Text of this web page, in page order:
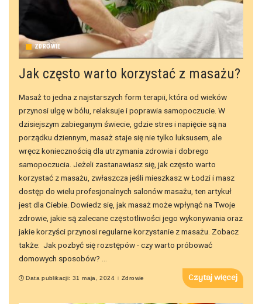
ZDROWIE
Jak często warto korzystać z masażu?
Masaż to jedna z najstarszych form terapii, która od wieków
przynosi ulgę w bólu, relaksuje i poprawia samopoczucie. W
dzisiejszym zabieganym świecie, gdzie stres i napięcie są na
porządku dziennym, masaż staje się nie tylko luksusem, ale
wręcz koniecznością dla utrzymania zdrowia i dobrego
samopoczucia. Jeżeli zastanawiasz się, jak często warto
korzystać z masażu, zwłaszcza jeśli mieszkasz w Łodzi i masz
dostęp do wielu profesjonalnych salonów masażu, ten artykuł
jest dla Ciebie. Dowiedz się, jak masaż może wpłynąć na Twoje
zdrowie, jakie są zalecane częstotliwości jego wykonywania oraz
jakie korzyści przynosi regularne korzystanie z masażu. Zobacz
także: Jak pozbyć się rozstępów - czy warto próbować
domowych sposobów? ...
Data publikacji: 31 maja, 2024 Zdrowie Czytaj więcej